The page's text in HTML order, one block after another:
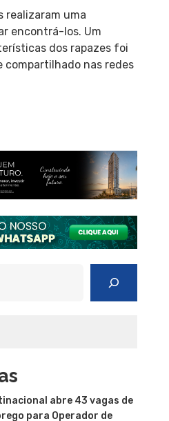
realizaram uma
encontrá-los. Um
dos rapazes foi
compartilhado nas redes
abre 43 vagas de
para Operador de